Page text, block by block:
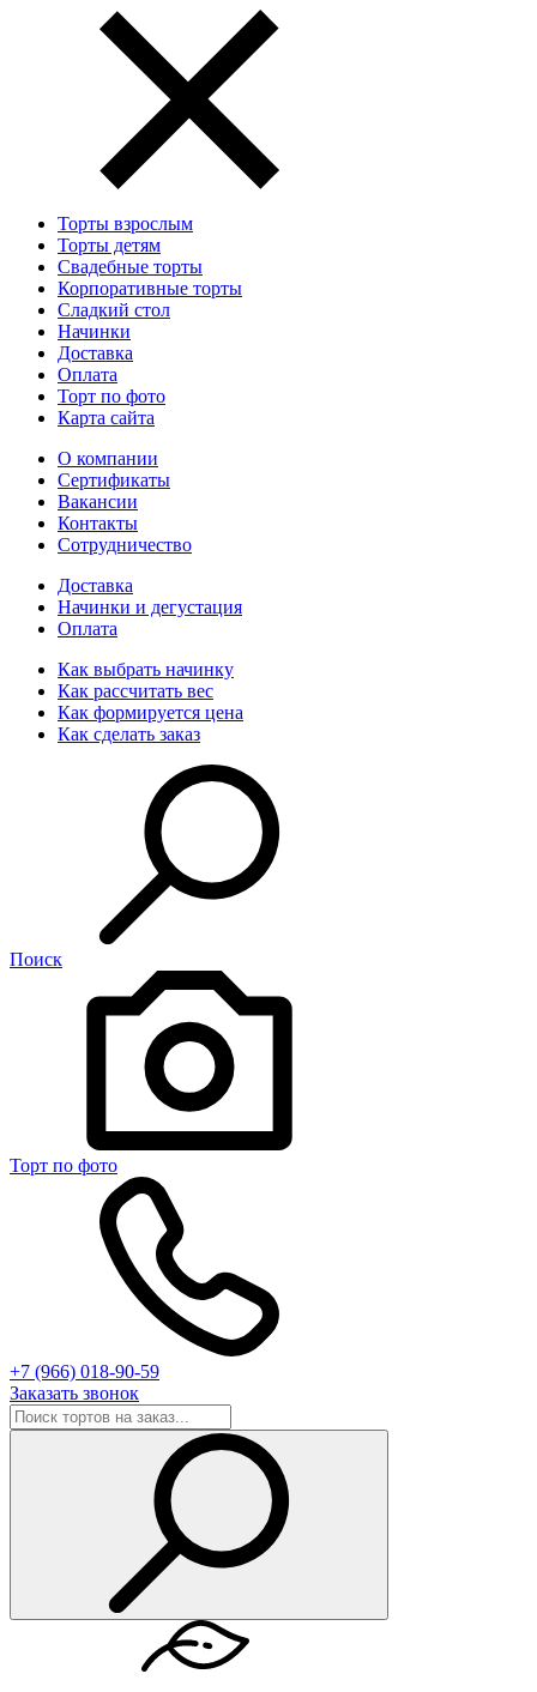
Торты взрослым
Торты детям
Свадебные торты
Корпоративные торты
Сладкий стол
Начинки
Доставка
Оплата
Торт по фото
Карта сайта
О компании
Сертификаты
Вакансии
Контакты
Сотрудничество
Доставка
Начинки и дегустация
Оплата
Как выбрать начинку
Как рассчитать вес
Как формируется цена
Как сделать заказ
Поиск
Торт по фото
+7 (966) 018-90-59
Заказать звонок